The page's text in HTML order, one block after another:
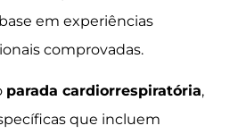
em experiências
comprovadas.
parada cardiorrespiratória,
que incluem